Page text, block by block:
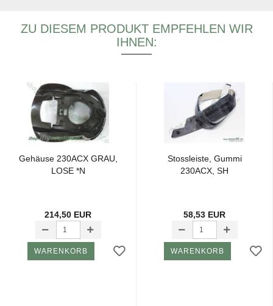
ZU DIESEM PRODUKT EMPFEHLEN WIR
IHNEN:
Ge­häu­se 230ACX GRAU,
LOSE *N
214,50 EUR
WARENKORB
Stoss­leis­te, Gummi
230ACX, SH
58,53 EUR
WARENKORB